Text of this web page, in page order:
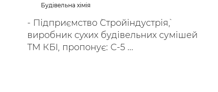
Будівельна хімія
- Підприємство `Стройіндустрія`,
виробник сухих будівельних сумішей
ТМ КБІ, пропонує: С-5 ...